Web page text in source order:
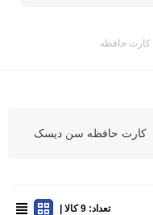
کارت حافظه
کارت حافظه سن دیسک
تعداد: 9 کالا |